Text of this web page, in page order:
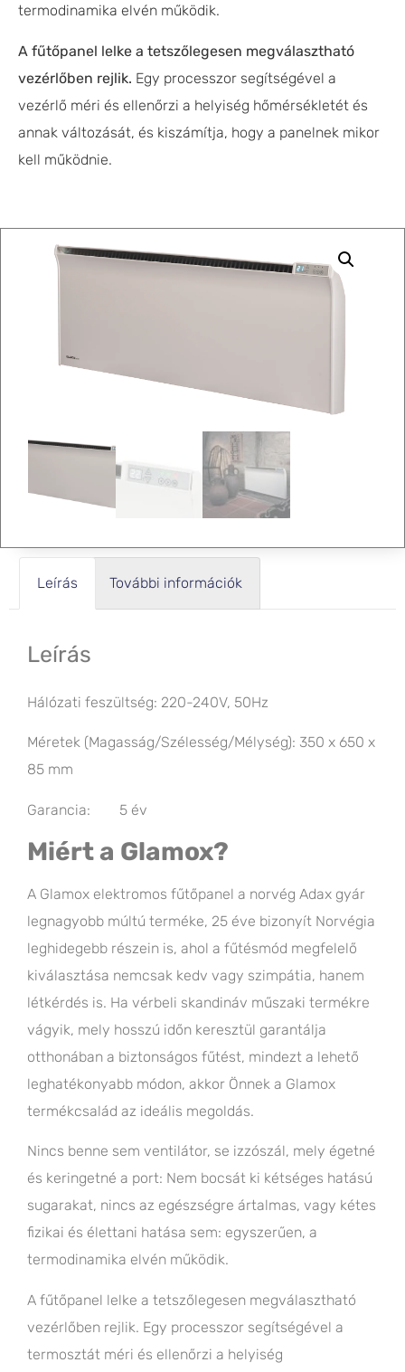
termodinamika elvén működik.
A fűtőpanel lelke a tetszőlegesen megválasztható
vezérlőben rejlik. Egy processzor segítségével a
vezérlő méri és ellenőrzi a helyiség hőmérsékletét és
annak változását, és kiszámítja, hogy a panelnek mikor
kell működnie.
Leírás További információk
Leírás
Hálózati feszültség: 220-240V, 50Hz
Méretek (Magasság/Szélesség/Mélység): 350 x 650 x
85 mm
Garancia: 5 év
Miért a Glamox?
A Glamox elektromos fűtőpanel a norvég Adax gyár
legnagyobb múltú terméke, 25 éve bizonyít Norvégia
leghidegebb részein is, ahol a fűtésmód megfelelő
kiválasztása nemcsak kedv vagy szimpátia, hanem
létkérdés is. Ha vérbeli skandináv műszaki termékre
vágyik, mely hosszú időn keresztül garantálja
otthonában a biztonságos fűtést, mindezt a lehető
leghatékonyabb módon, akkor Önnek a Glamox
termékcsalád az ideális megoldás.
Nincs benne sem ventilátor, se izzószál, mely égetné
és keringetné a port: Nem bocsát ki kétséges hatású
sugarakat, nincs az egészségre ártalmas, vagy kétes
fizikai és élettani hatása sem: egyszerűen, a
termodinamika elvén működik.
A fűtőpanel lelke a tetszőlegesen megválasztható
vezérlőben rejlik. Egy processzor segítségével a
termosztát méri és ellenőrzi a helyiség